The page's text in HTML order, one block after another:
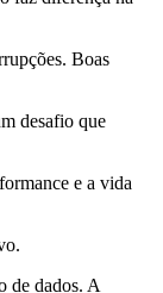
Boas
desafio que
e a vida
de dados. A